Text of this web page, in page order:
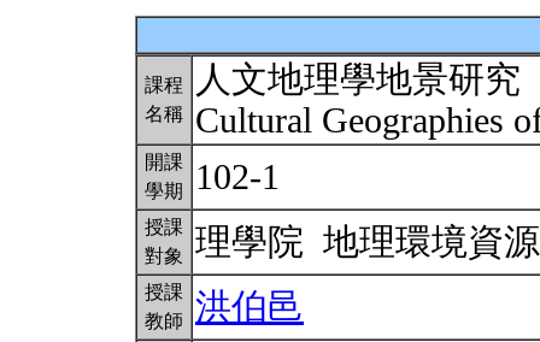
課程
名稱
人文地理學地景研究
Cultural Geographies
開課
學期
102-1
授課
對象
理學院 地理環境資
授課
教師
洪伯邑